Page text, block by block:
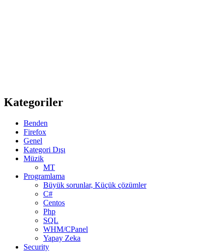
Kategoriler
Benden
Firefox
Genel
Kategori Dışı
Müzik
MT
Programlama
Büyük sorunlar, Küçük çözümler
C#
Centos
Php
SQL
WHM/CPanel
Yapay Zeka
Security